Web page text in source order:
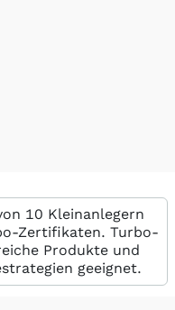
10 Kleinanlegern
Zertifikaten. Turbo-
Produkte und
geeignet.